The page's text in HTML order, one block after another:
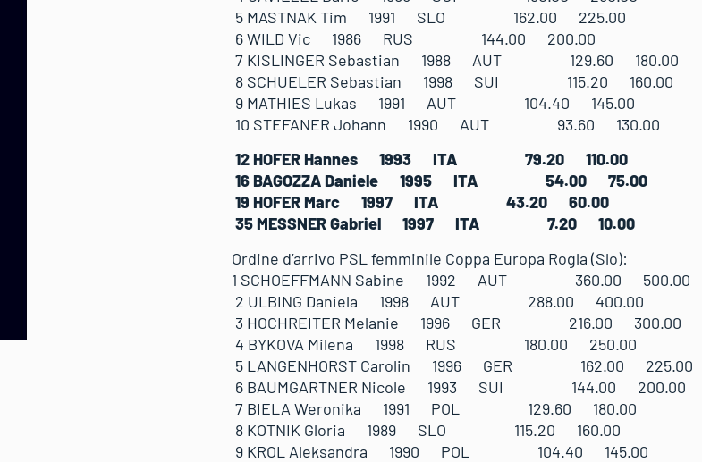
5 MASTNAK Tim 1991 SLO 162.00 225.00
6 WILD Vic 1986 RUS 144.00 200.00
7 KISLINGER Sebastian 1988 AUT 129.60 180.00
8 SCHUELER Sebastian 1998 SUI 115.20 160.00
9 MATHIES Lukas 1991 AUT 104.40 145.00
10 STEFANER Johann 1990 AUT 93.60 130.00
12 HOFER Hannes 1993 ITA 79.20 110.00
16 BAGOZZA Daniele 1995 ITA 54.00 75.00
19 HOFER Marc 1997 ITA 43.20 60.00
35 MESSNER Gabriel 1997 ITA 7.20 10.00
Ordine d’arrivo PSL femminile Coppa Europa Rogla (Slo):
1 SCHOEFFMANN Sabine 1992 AUT 360.00 500.00
2 ULBING Daniela 1998 AUT 288.00 400.00
3 HOCHREITER Melanie 1996 GER 216.00 300.00
4 BYKOVA Milena 1998 RUS 180.00 250.00
5 LANGENHORST Carolin 1996 GER 162.00 225.00
6 BAUMGARTNER Nicole 1993 SUI 144.00 200.00
7 BIELA Weronika 1991 POL 129.60 180.00
8 KOTNIK Gloria 1989 SLO 115.20 160.00
9 KROL Aleksandra 1990 POL 104.40 145.00